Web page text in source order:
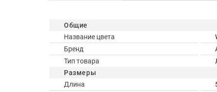
Общие
Название цвета
Бренд
Тип товара
Размеры
Длина